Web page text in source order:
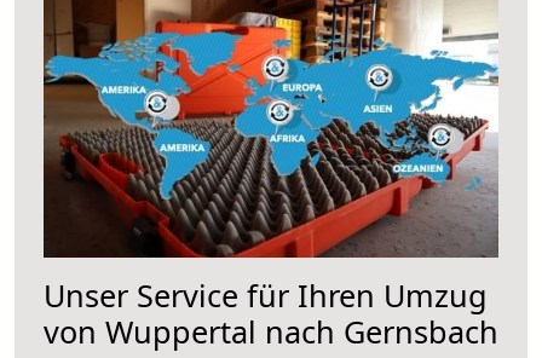
Unser Service für Ihren Umzug
von Wuppertal nach Gernsbach